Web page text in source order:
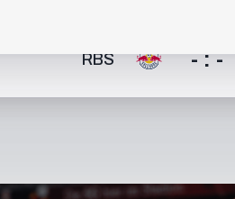
RBS - : -